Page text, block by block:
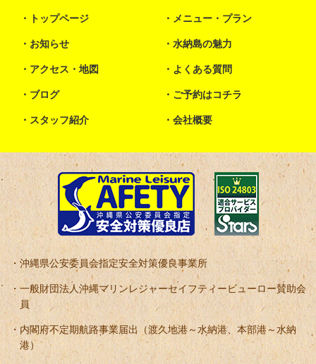
トップページ メニュー・プラン
お知らせ 水納島の魅力
アクセス・地図 よくある質問
ブログ ご予約はコチラ
スタッフ紹介 会社概要
沖縄県公安委員会指定安全対策優良事業所
一般財団法人沖縄マリンレジャーセイフティービューロー賛助会
員
内閣府不定期航路事業届出（渡久地港～水納港、本部港～水納
港）